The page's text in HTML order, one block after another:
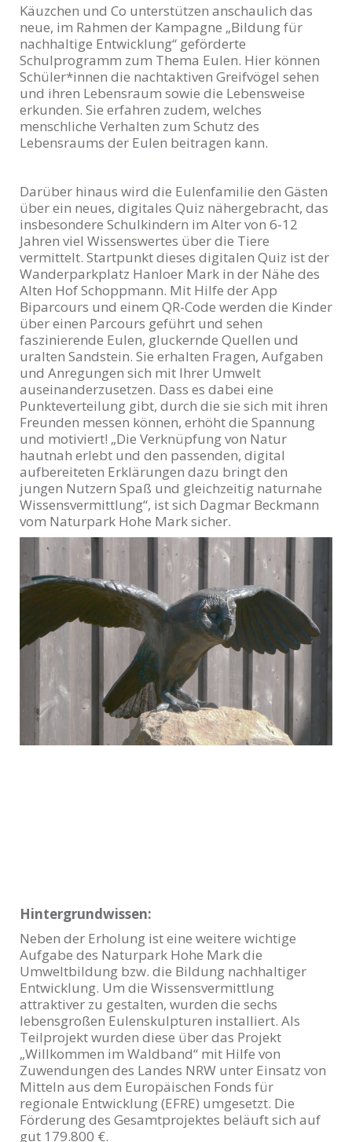
Käuzchen und Co unterstützen anschaulich das
neue, im Rahmen der Kampagne „Bildung für
nachhaltige Entwicklung“ geförderte
Schulprogramm zum Thema Eulen. Hier können
Schüler*innen die nachtaktiven Greifvögel sehen
und ihren Lebensraum sowie die Lebensweise
erkunden. Sie erfahren zudem, welches
menschliche Verhalten zum Schutz des
Lebensraums der Eulen beitragen kann.
Darüber hinaus wird die Eulenfamilie den Gästen
über ein neues, digitales Quiz nähergebracht, das
insbesondere Schulkindern im Alter von 6-12
Jahren viel Wissenswertes über die Tiere
vermittelt. Startpunkt dieses digitalen Quiz ist der
Wanderparkplatz Hanloer Mark in der Nähe des
Alten Hof Schoppmann. Mit Hilfe der App
Biparcours und einem QR-Code werden die Kinder
über einen Parcours geführt und sehen
faszinierende Eulen, gluckernde Quellen und
uralten Sandstein. Sie erhalten Fragen, Aufgaben
und Anregungen sich mit Ihrer Umwelt
auseinanderzusetzen. Dass es dabei eine
Punkteverteilung gibt, durch die sie sich mit ihren
Freunden messen können, erhöht die Spannung
und motiviert! „Die Verknüpfung von Natur
hautnah erlebt und den passenden, digital
aufbereiteten Erklärungen dazu bringt den
jungen Nutzern Spaß und gleichzeitig naturnahe
Wissensvermittlung“, ist sich Dagmar Beckmann
vom Naturpark Hohe Mark sicher.
Hintergrundwissen:
Neben der Erholung ist eine weitere wichtige
Aufgabe des Naturpark Hohe Mark die
Umweltbildung bzw. die Bildung nachhaltiger
Entwicklung. Um die Wissensvermittlung
attraktiver zu gestalten, wurden die sechs
lebensgroßen Eulenskulpturen installiert. Als
Teilprojekt wurden diese über das Projekt
„Willkommen im Waldband“ mit Hilfe von
Zuwendungen des Landes NRW unter Einsatz von
Mitteln aus dem Europäischen Fonds für
regionale Entwicklung (EFRE) umgesetzt. Die
Förderung des Gesamtprojektes beläuft sich auf
gut 179.800 €.